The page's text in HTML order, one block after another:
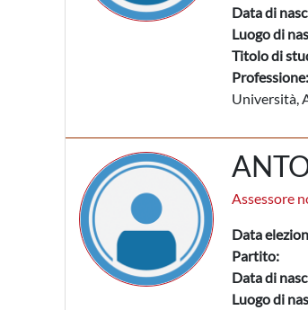
Data di
Luogo di
Titolo di
Professione:
Università,
Assessore
Data
Partito:
Data di
Luogo di